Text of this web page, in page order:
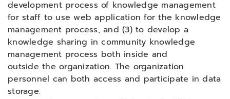
development process of knowledge management
for staff to use web application for the knowledge
management process, and (3) to develop a
knowledge sharing in community knowledge
management process both inside and
outside the organization. The organization
personnel can both access and participate in data
storage. ​